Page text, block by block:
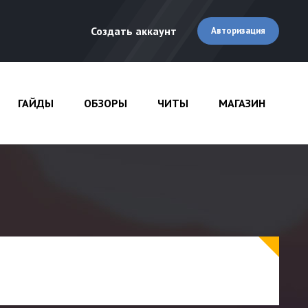
Создать аккаунт Авторизация
ГАЙДЫ ОБЗОРЫ ЧИТЫ МАГАЗИН